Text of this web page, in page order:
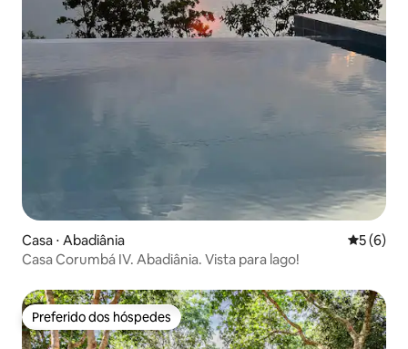
Casa ⋅ Abadiânia 5 de
5 (6)
Casa Corumbá IV. Abadiânia. Vista para lago!
Preferido dos hóspedes
Preferido dos hóspedes